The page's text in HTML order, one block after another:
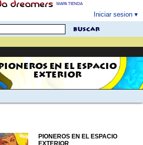
MAPA TIENDA
Iniciar sesion
buscar
PIONEROS EN EL ESPACIO
EXTERIOR
PIONEROS EN EL ESPACIO